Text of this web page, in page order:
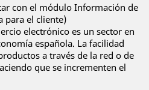
con el módulo Información de
para el cliente)
electrónico es un sector en
española. La facilidad
a través de la red o de
que se incrementen el